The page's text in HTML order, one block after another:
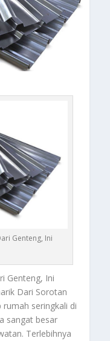
Genteng, Ini
Genteng, Ini
Dari Sorotan
rumah seringkali di
sangat besar
Terlebihnya